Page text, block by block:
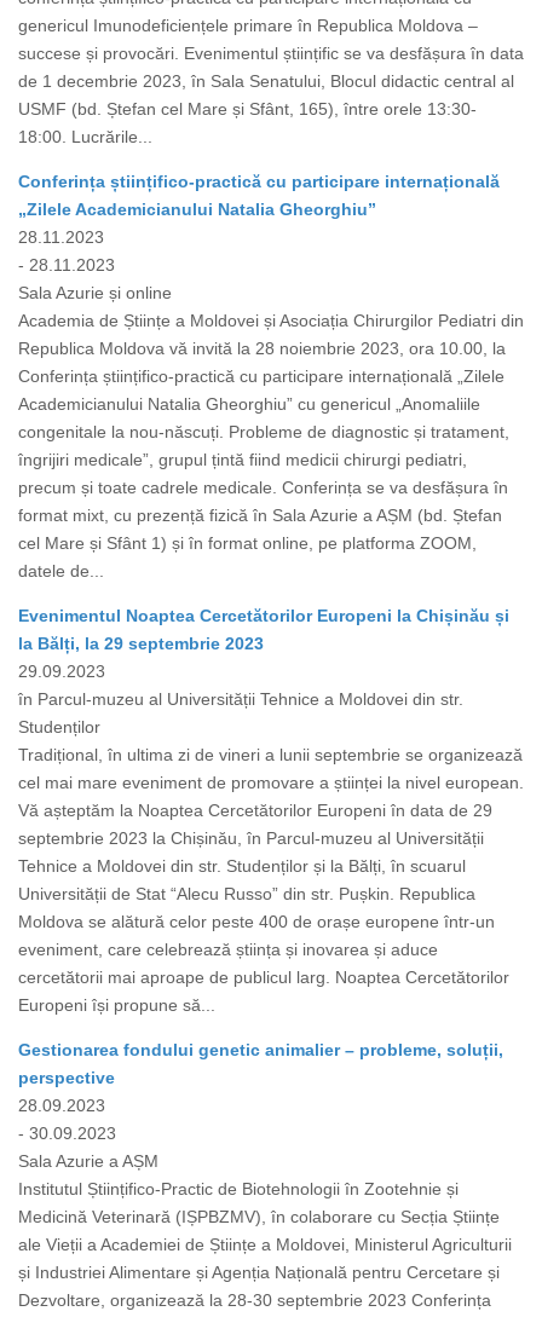
genericul Imunodeficiențele primare în Republica Moldova –
succese și provocări. Evenimentul științific se va desfășura în data
de 1 decembrie 2023, în Sala Senatului, Blocul didactic central al
USMF (bd. Ștefan cel Mare și Sfânt, 165), între orele 13:30-
18:00. Lucrările...
Conferința științifico-practică cu participare internațională
„Zilele Academicianului Natalia Gheorghiu”
28.11.2023
- 28.11.2023
Sala Azurie și online
Academia de Științe a Moldovei și Asociația Chirurgilor Pediatri din
Republica Moldova vă invită la 28 noiembrie 2023, ora 10.00, la
Conferința științifico-practică cu participare internațională „Zilele
Academicianului Natalia Gheorghiu” cu genericul „Anomaliile
congenitale la nou-născuți. Probleme de diagnostic și tratament,
îngrijiri medicale”, grupul țintă fiind medicii chirurgi pediatri,
precum și toate cadrele medicale. Conferința se va desfășura în
format mixt, cu prezență fizică în Sala Azurie a AȘM (bd. Ștefan
cel Mare și Sfânt 1) și în format online, pe platforma ZOOM,
datele de...
Evenimentul Noaptea Cercetătorilor Europeni la Chișinău și
la Bălți, la 29 septembrie 2023
29.09.2023
în Parcul-muzeu al Universității Tehnice a Moldovei din str.
Studenților
Tradițional, în ultima zi de vineri a lunii septembrie se organizează
cel mai mare eveniment de promovare a științei la nivel european.
Vă așteptăm la Noaptea Cercetătorilor Europeni în data de 29
septembrie 2023 la Chișinău, în Parcul-muzeu al Universității
Tehnice a Moldovei din str. Studenților și la Bălți, în scuarul
Universității de Stat “Alecu Russo” din str. Pușkin. Republica
Moldova se alătură celor peste 400 de orașe europene într-un
eveniment, care celebrează știința și inovarea și aduce
cercetătorii mai aproape de publicul larg. Noaptea Cercetătorilor
Europeni își propune să...
Gestionarea fondului genetic animalier – probleme, soluții,
perspective
28.09.2023
- 30.09.2023
Sala Azurie a AȘM
Institutul Științifico-Practic de Biotehnologii în Zootehnie și
Medicină Veterinară (IȘPBZMV), în colaborare cu Secția Științe
ale Vieții a Academiei de Științe a Moldovei, Ministerul Agriculturii
și Industriei Alimentare și Agenția Națională pentru Cercetare și
Dezvoltare, organizează la 28-30 septembrie 2023 Сonferința